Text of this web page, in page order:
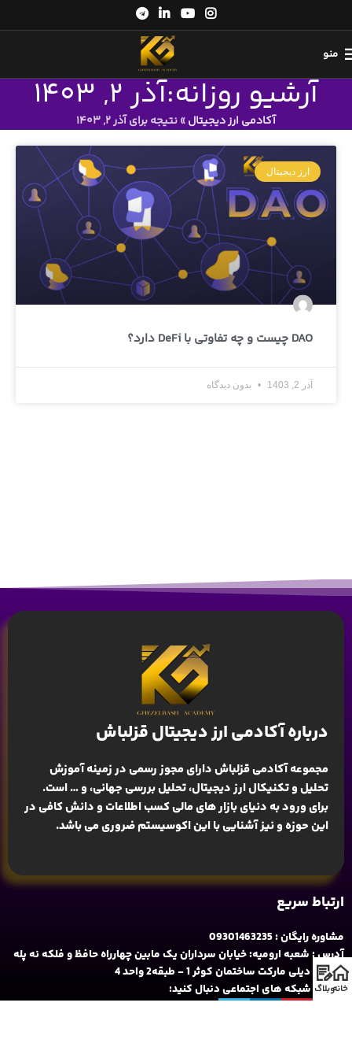
منو
آرشیو روزانه:آذر 2, 1403
آکادمی ارز دیجیتال»نتیجه برای آذر 2, 1403
ارز دیجیتال
DAO چیست و چه تفاوتی با DeFi دارد؟
آذر 2, 1403 بدون دیدگاه
درباره آکادمی ارز دیجیتال قزلباش
مجموعه آکادمی قزلباش دارای مجوز رسمی در زمینهآموزش
تحلیل و تکنیکال ارز دیجیتال، تحلیل بررسی جهانی، و … است.
برای ورود به دنیای بازار های مالی کسب اطلاعات و دانش کافی در
این حوزه و نیز آشنایی با این اکوسیستم ضروری می باشد.
ارتباط سریع
مشاوره رایگان : 09301463235
آدرس : شعبه ارومیه: خیابان سرداران یک مابین چهارراه حافظ و فلکه نه پله
روبروی دیلی مارکت ساختمان کوثر 1 - طبقه2 واحد 4
ما را در شبکه های اجتماعی دنبال کنید:
خانهوبلاگ